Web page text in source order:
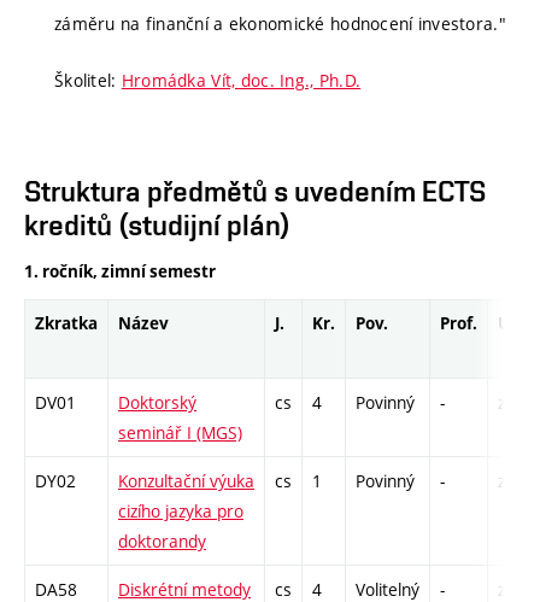
záměru na finanční a ekonomické hodnocení investora."
Školitel: Hromádka Vít, doc. Ing., Ph.D.
Struktura předmětů s uvedením ECTS
kreditů (studijní plán)
1. ročník, zimní semestr
Zkratka Název J. Kr. Pov. Prof. Uk.
DV01
Doktorský
seminář I (MGS)
cs 4 Povinný - zá
DY02
Konzultační výuka
cizího jazyka pro
doktorandy
cs 1 Povinný - zá
DA58
Diskrétní metody
cs 4 Volitelný - zá